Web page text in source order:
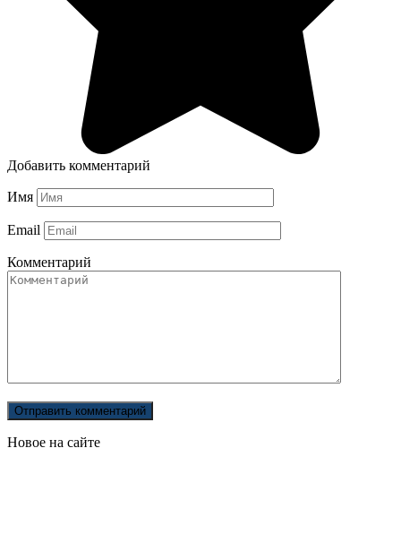
Добавить комментарий
Имя
Email
Комментарий
Новое на сайте